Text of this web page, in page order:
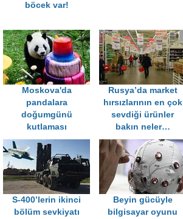
böcek var!
Moskova'da
pandalara
doğumgünü
kutlaması
Rusya’da market
hırsızlarının en çok
sevdiği ürünler
bakın neler…
S-400’lerin ikinci
bölüm sevkiyatı
Beyin gücüyle
bilgisayar oyunu